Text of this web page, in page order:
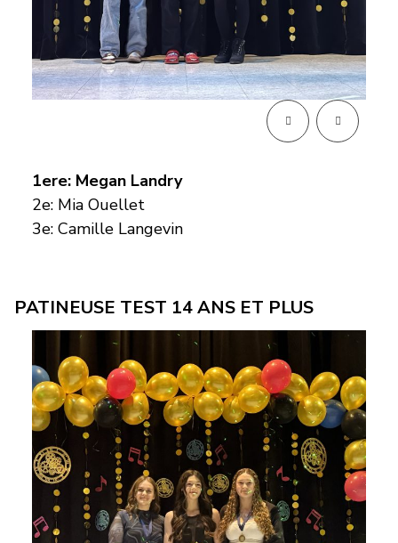
1ere: Megan Landry
2e: Mia Ouellet
3e: Camille Langevin
PATINEUSE TEST 14 ANS ET PLUS